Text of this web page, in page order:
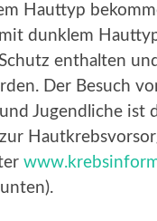
Hauttyp
dunklem
enthalten
Der Besuch
Jugendliche ist